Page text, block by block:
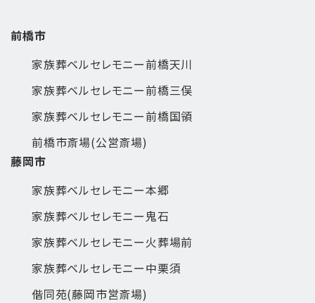
前橋市
家族葬ベルセレモニー前橋天川
家族葬ベルセレモニー前橋三俣
家族葬ベルセレモニー前橋国領
前橋市斎場(公営斎場)
藤岡市
家族葬ベルセレモニー本郷
家族葬ベルセレモニー鬼石
家族葬ベルセレモニー火葬場前
家族葬ベルセレモニー中栗須
偕同苑(藤岡市営斎場)